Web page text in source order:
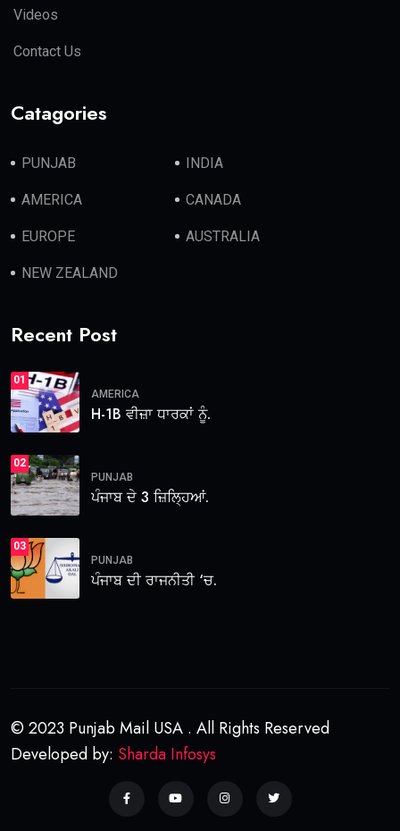
Videos
Contact Us
Catagories
PUNJAB INDIA
AMERICA CANADA
EUROPE AUSTRALIA
NEW ZEALAND
Recent Post
01
AMERICA
H-1B ਵੀਜ਼ਾ ਧਾਰਕਾਂ ਨੂੰ.
02
PUNJAB
ਪੰਜਾਬ ਦੇ 3 ਜ਼ਿਲ੍ਹਿਆਂ.
03
PUNJAB
ਪੰਜਾਬ ਦੀ ਰਾਜਨੀਤੀ ‘ਚ.
© 2023 Punjab Mail USA . All Rights Reserved
Developed by: Sharda Infosys